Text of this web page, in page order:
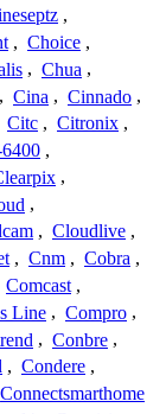
,
, Choice ,
, Chua ,
, Cina , Cinnado ,
Citc , Citronix ,
,
,
,
, Cloudlive ,
, Cnm , Cobra ,
Comcast ,
Line , Compro ,
, Conbre ,
, Condere ,
Connectsmarthome